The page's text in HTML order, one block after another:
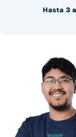
Hasta 3